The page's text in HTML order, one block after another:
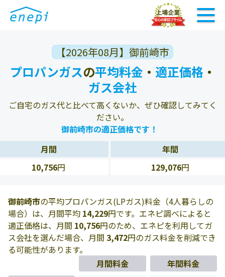
【2026年08月】御前崎市
プロパンガスの平均料金 ・ 適正価格 ・
ガス会社
ご自宅のガス代と比べて高くないか、ぜひ確認してみてく
ださい。
御前崎市の適正価格です！
月間
年間
10,756円 129,076円
御前崎市の平均プロパンガス(LPガス)料金（4人暮らしの
場合）は、月間平均 14,229円です。エネピ調べによると
適正価格は、月間 10,756円のため、エネピを利用してガ
ス会社を選んだ場合、月間 3,472円のガス料金を削減でき
る可能性があります。
月間料金
年間料金